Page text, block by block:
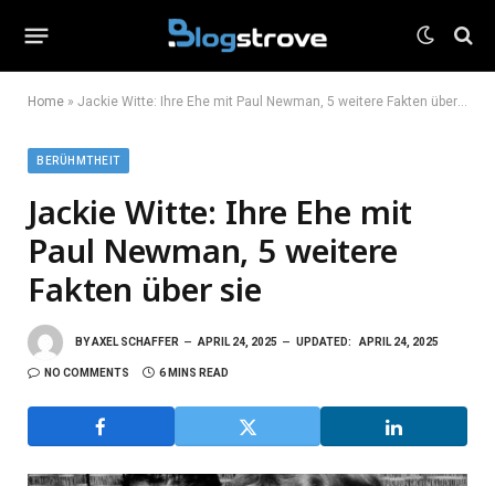
Home » Jackie Witte: Ihre Ehe mit Paul Newman, 5 weitere Fakten über sie
BERÜHMTHEIT
Jackie Witte: Ihre Ehe mit
Paul Newman, 5 weitere
Fakten über sie
BYAXEL SCHAFFER APRIL 24, 2025 UPDATED: APRIL 24, 2025
NO COMMENTS 6 MINS READ